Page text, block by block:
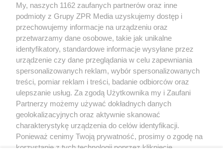
rozpowszechniany lub dalej rozpowszechniany w jakikolwiek sposób
(w tym także elektroniczny lub mechaniczny) na jakimkolwiek polu
eksploatacji w jakiejkolwiek formie, włącznie z umieszczaniem w
Internecie bez pisemnej zgody właściciela praw. Jakiekolwiek użycie
lub wykorzystanie utworów w całości lub w części z naruszeniem
prawa, tzn. bez właściwej zgody, jest zabronione pod groźbą kary i
może być ścigane prawnie.
O nas
Informacje prawne
My, naszych 1162 zaufanych partnerów oraz inne
podmioty z Grupy ZPR Media uzyskujemy dostęp i
przechowujemy informacje na urządzeniu oraz
przetwarzamy dane osobowe, takie jak unikalne
identyfikatory, standardowe informacje wysyłane przez
urządzenie czy dane przeglądania w celu zapewniania
spersonalizowanych reklam, wybór spersonalizowanych
treści, pomiar reklam i treści, badanie odbiorców oraz
ulepszanie usług. Za zgodą Użytkownika my i Zaufani
Partnerzy możemy używać dokładnych danych
geolokalizacyjnych oraz aktywnie skanować
charakterystykę urządzenia do celów identyfikacji.
Ponieważ cenimy Twoją prywatność, prosimy o zgodę na
korzystanie z tych technologii poprzez kliknięcie